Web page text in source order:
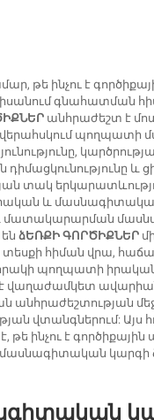
թե ինչու է
գնահատման
անհրաժեշտ է
վերահսկում պողպատի
և
տակ
և
մատակարարման
ձԵՌՔԻ ԳՈՐԾԻՔՆԵՐ
հիման վրա,
որակի պողպատի
է վաղաժամկետ
անհրաժեշտության
վտանգներում: Այս
թե ինչու է
մասնագիտական կարգի